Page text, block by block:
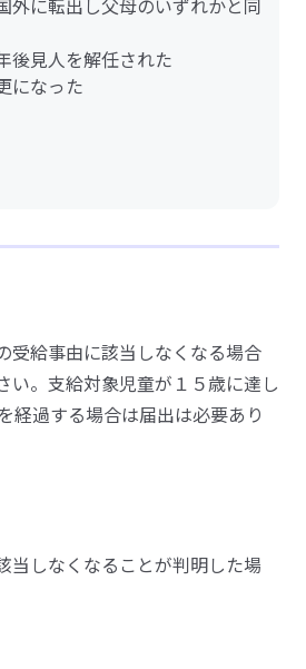
外に転出し父母のいずれかと同
後見人を解任された
になった
受給事由に該当しなくなる場合
い。支給対象児童が１５歳に達し
経過する場合は届出は必要あり
当しなくなることが判明した場